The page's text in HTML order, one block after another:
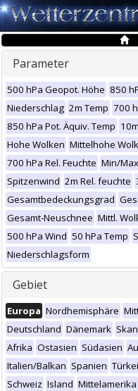
Parameter
500 hPa Geopot. Höhe 850
Niederschlag 2m Temp 700
850 hPa Pot. Äquiv. Temp
Hohe Wolken Mittelhohe
700 hPa Rel. Feuchte Min/
Spitzenwind 2m Rel. feuchte
Gesamtbedeckungsgrad
Gesamt-Neuschnee Mittl.
500 hPa Wind 50 hPa Temp
Niederschlagsform
Gebiet
Europa Nordhemisphäre
Deutschland Dänemark
Afrika Ostasien Südasien
Italien/Balkan Spanien
Schweiz Island Mittelamerika